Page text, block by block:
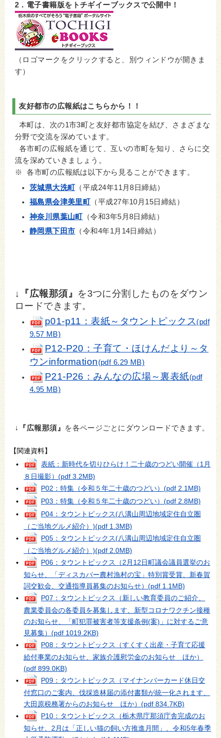
2．電子書籍版をトチギイーブックスで公開中！
（ロゴマークをクリックすると、別ウィンドウが開きま
す）
友好都市の広報紙はこちらから！！
本町は、次の1市3町と友好都市協定を結び、さまざまな
分野で交流を深めています。
各市町の広報紙を通じて、互いの市町を知り、さらに交
流を深めていきましょう。
※ 各市町の広報紙は以下から見ることができます。
茨城県大洗町 （平成24年11月8日締結）
福島県会津美里町 （平成27年10月15日締結）
神奈川県葉山町 （令和3年5月8日締結）
静岡県下田市 （令和4年1月14日締結）
↓ 『広報那須』 を3つに分割したものをダウン
ロードできます。
p01-p11：表紙～タウントピックス (pdf
9.57 MB)
P12-P20：子育て・ほけんだより～タ
ウンinformation(pdf 6.29 MB)
P21-P26：みんなの広場～裏表紙(pdf
4.95 MB)
↓ 『広報那須』 を各ページごとにダウンロードできます。
【関連資料】
表紙：新時代を切りひらけ！二十歳のつどい開催（1月
８日撮影） (pdf 3.2MB)
P02：特集（令和５年二十歳のつどい） (pdf 2.1MB)
P03：特集（令和５年二十歳のつどい） (pdf 2.8MB)
P04：タウントピックス(八溝山周辺地域定住自立圏
（ご当地グルメ紹介）)(pdf 1.3MB)
P05：タウントピックス(八溝山周辺地域定住自立圏
（ご当地グルメ紹介）)(pdf 2.0MB)
P06：タウントピックス（2月12日町議会議員選挙のお
知らせ、「ディスカバー農村漁村の宝」特別賞受賞、新春賀
詞交歓会、交通指導員募集のお知らせ） (pdf 1.1MB)
P07：タウントピックス（新しい教育委員のご紹介、
農業委員会の各委員を募集します、新型コロナワクチン接種
のお知らせ、「町犯罪被害者等支援条例(案)」に対するご意
見募集） (pdf 1019.2KB)
P08：タウントピックス（すくすく出産・子育て応援
給付事業のお知らせ、家族介護慰労金のお知らせ ほか）
(pdf 899.0KB)
P09：タウントピックス（マイナンバーカード休日交
付窓口のご案内、伐採造林届の添付書類が統一化されます、
大田原税務署からのお知らせ ほか） (pdf 834.7KB)
P10：タウントピックス（栃木県庁那須庁舎完成のお
知らせ、2月は「正しい猫の飼い方推進月間」、令和5年春季